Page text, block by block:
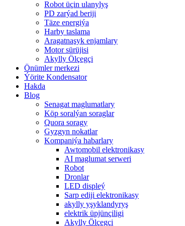
Robot üçin ulanylyş
PD zarýad beriji
Täze energiýa
Harby taslama
Aragatnaşyk enjamlary
Motor sürüjisi
Akylly Ölçegçi
Önümler merkezi
Ýörite Kondensator
Hakda
Blog
Senagat maglumatlary
Köp soralýan soraglar
Quora soragy
Gyzgyn nokatlar
Kompaniýa habarlary
Awtomobil elektronikasy
AI maglumat serweri
Robot
Dronlar
LED displeý
Sarp ediji elektronikasy
akylly yşyklandyryş
elektrik üpjünçiligi
Akylly Ölçegçi